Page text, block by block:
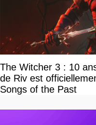
The Witcher 3 : 10
de Riv est
Songs of the Past